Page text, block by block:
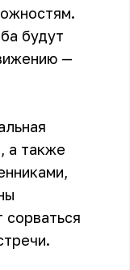
будут
—
а также